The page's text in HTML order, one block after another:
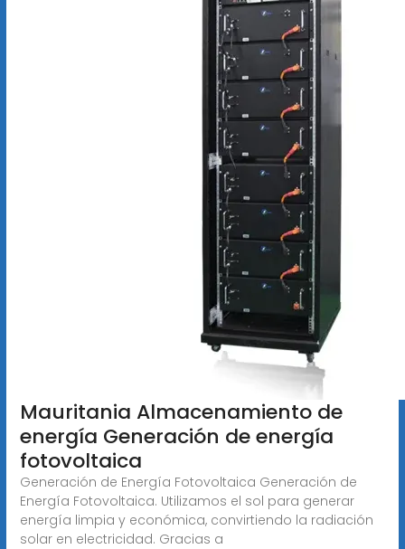
Mauritania Almacenamiento de
energía Generación de energía
fotovoltaica
Generación de Energía Fotovoltaica Generación de
Energía Fotovoltaica. Utilizamos el sol para generar
energía limpia y económica, convirtiendo la radiación
solar en electricidad. Gracias a